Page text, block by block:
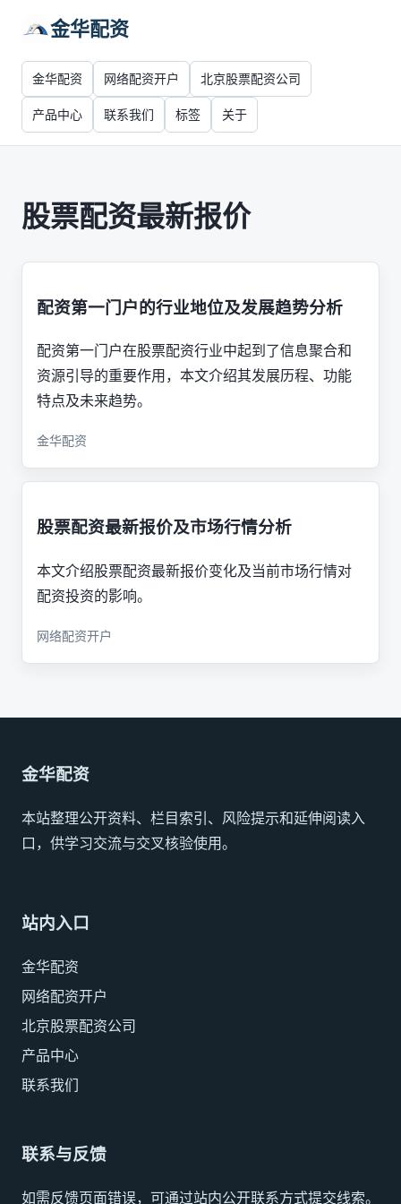
金华配资
金华配资 网络配资开户 北京股票配资公司
产品中心 联系我们 标签 关于
股票配资最新报价
配资第一门户的行业地位及发展趋势分析
配资第一门户在股票配资行业中起到了信息聚合和
资源引导的重要作用，本文介绍其发展历程、功能
特点及未来趋势。
金华配资
股票配资最新报价及市场行情分析
本文介绍股票配资最新报价变化及当前市场行情对
配资投资的影响。
网络配资开户
金华配资
本站整理公开资料、栏目索引、风险提示和延伸阅读入
口，供学习交流与交叉核验使用。
站内入口
金华配资
网络配资开户
北京股票配资公司
产品中心
联系我们
联系与反馈
如需反馈页面错误，可通过站内公开联系方式提交线索。